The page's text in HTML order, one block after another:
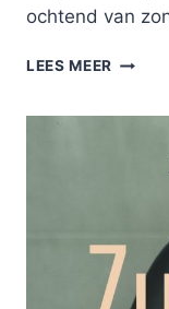
ochtend van
LEES MEER ‘HET